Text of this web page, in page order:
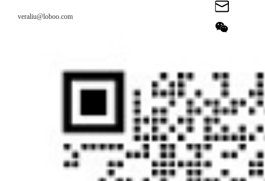
veraliu@loboo.com